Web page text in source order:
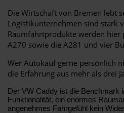
Die Wirtschaft von Bremen lebt
Logistikunternehmen sind stark
Raumfahrtprodukte werden hier
A270 sowie die A281 und vier
Wer Autokauf gerne persönlich
die Erfahrung aus mehr als drei
Der VW Caddy ist die Benchmark
Funktionalität, ein enormes
angenehmes Fahrgefühl kein